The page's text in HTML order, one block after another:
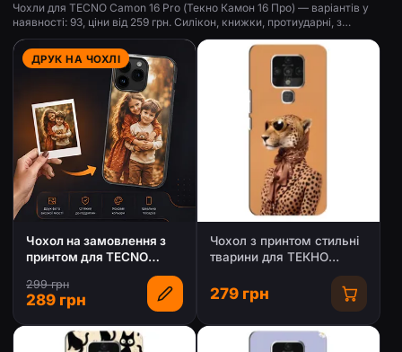
Чохли для TECNO Camon 16 Pro (Текно Камон 16 Про) — варіантів у
наявності: 93, ціни від 259 грн. Силікон, книжки, протиударні, з
принтом.
ДРУК НА ЧОХЛІ
Чохол на замовлення з
принтом для TECNO
299 грн
289 грн
Чохол з принтом стильні
тварини для ТЕКНО
279 грн